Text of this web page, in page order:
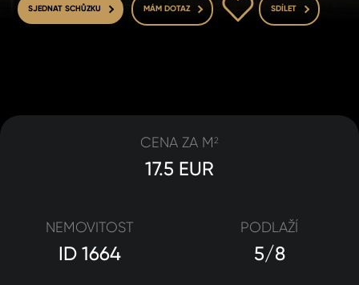
SJEDNAT SCHŮZKU MÁM DOTAZ SDÍLET
NEMOVITOST
ID 1664
PODLAŽÍ
5/8
CENA ZA M2
17.5 EUR